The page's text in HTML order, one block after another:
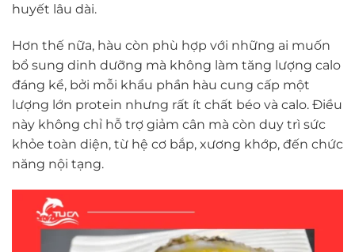
huyết lâu dài.
Hơn thế nữa, hàu còn phù hợp với những ai muốn
bổ sung dinh dưỡng mà không làm tăng lượng calo
đáng kể, bởi mỗi khẩu phần hàu cung cấp một
lượng lớn protein nhưng rất ít chất béo và calo. Điều
này không chỉ hỗ trợ giảm cân mà còn duy trì sức
khỏe toàn diện, từ hệ cơ bắp, xương khớp, đến chức
năng nội tạng.